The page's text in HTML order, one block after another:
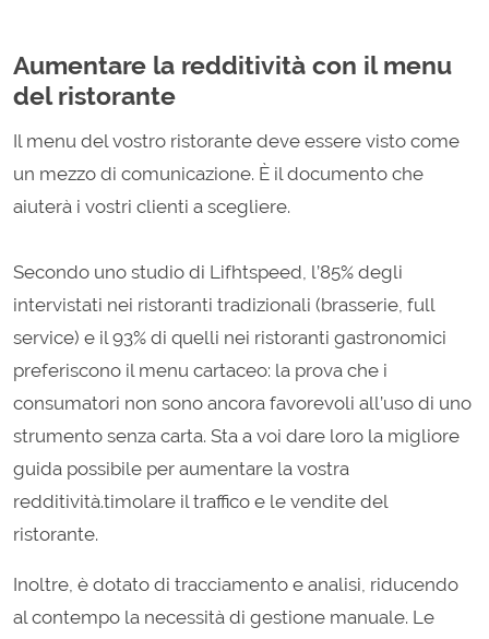
Aumentare la redditività con il menu
del ristorante
Il menu del vostro ristorante deve essere visto come
un mezzo di comunicazione. È il documento che
aiuterà i vostri clienti a scegliere.
Secondo uno studio di Lifhtspeed, l’85% degli
intervistati nei ristoranti tradizionali (brasserie, full
service) e il 93% di quelli nei ristoranti gastronomici
preferiscono il menu cartaceo: la prova che i
consumatori non sono ancora favorevoli all’uso di uno
strumento senza carta. Sta a voi dare loro la migliore
guida possibile per aumentare la vostra
redditività.timolare il traffico e le vendite del
ristorante.
Inoltre, è dotato di tracciamento e analisi, riducendo
al contempo la necessità di gestione manuale. Le